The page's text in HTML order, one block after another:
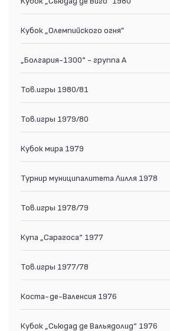
Кубок „Олемпийского огня”
„Болгария-1300“ - группа А
Тов.игры 1980/81
Тов.игры 1979/80
Кубок мира 1979
Турнир муниципалитета Лилля 1978
Тов.игры 1978/79
Купа „Сарагоса“ 1977
Тов.игры 1977/78
Коста-де-Валенсия 1976
Кубок „Сьюдад де Вальядолид“ 1976